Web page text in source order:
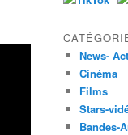
News-
Cinéma
Films
Stars-
Bandes-